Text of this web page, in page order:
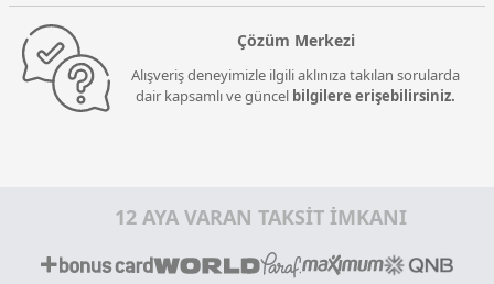
Çözüm Merkezi
Alışveriş deneyimizle ilgili aklınıza takılan sorularda
dair kapsamlı ve güncel bilgilere erişebilirsiniz.
12 AYA VARAN TAKSİT İMKANI